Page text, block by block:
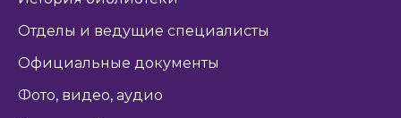
Отделы и ведущие специалисты
Официальные документы
Фото, видео, аудио